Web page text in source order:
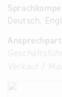
Deutsch,
Verkauf /